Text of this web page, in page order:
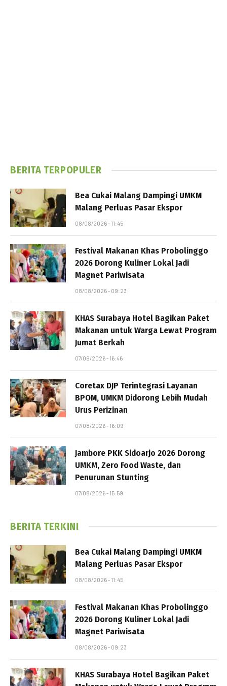
BERITA TERPOPULER
Bea Cukai Malang Dampingi UMKM
Malang Perluas Pasar Ekspor
08/08/2026 - 11:45
Festival Makanan Khas Probolinggo
2026 Dorong Kuliner Lokal Jadi
Magnet Pariwisata
08/08/2026 - 09:23
KHAS Surabaya Hotel Bagikan Paket
Makanan untuk Warga Lewat Program
Jumat Berkah
07/08/2026 - 16:46
Coretax DJP Terintegrasi Layanan
BPOM, UMKM Didorong Lebih Mudah
Urus Perizinan
07/08/2026 - 16:09
Jambore PKK Sidoarjo 2026 Dorong
UMKM, Zero Food Waste, dan
Penurunan Stunting
07/08/2026 - 15:59
BERITA TERKINI
Bea Cukai Malang Dampingi UMKM
Malang Perluas Pasar Ekspor
08/08/2026 - 11:45
Festival Makanan Khas Probolinggo
2026 Dorong Kuliner Lokal Jadi
Magnet Pariwisata
08/08/2026 - 09:23
KHAS Surabaya Hotel Bagikan Paket